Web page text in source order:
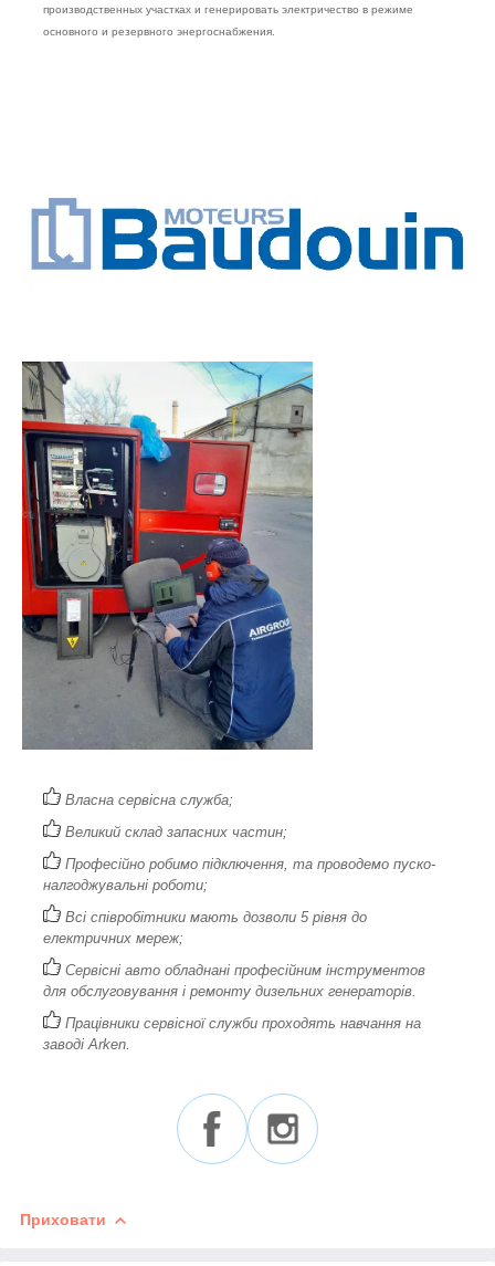
производственных участках и генерировать электричество в режиме
основного и резервного энергоснабжения.
Власна сервісна служба;
Великий склад запасних частин;
Професійно робимо підключення, та проводемо пуско-
налгоджувальні роботи;
Всі співробітники мають дозволи 5 рівня до
електричних мереж;
Сервісні авто обладнані професійним інструментов
для обслуговування і ремонту дизельних генераторів.
Працівники сервісної служби проходять навчання на
заводі Arken.
Приховати